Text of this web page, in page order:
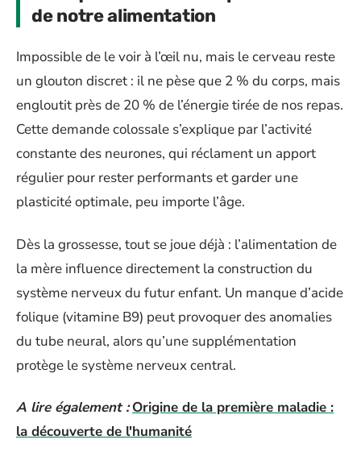
de notre alimentation
Impossible de le voir à l’œil nu, mais le cerveau reste
un glouton discret : il ne pèse que 2 % du corps, mais
engloutit près de 20 % de l’énergie tirée de nos repas.
Cette demande colossale s’explique par l’activité
constante des neurones, qui réclament un apport
régulier pour rester performants et garder une
plasticité optimale, peu importe l’âge.
Dès la grossesse, tout se joue déjà : l’alimentation de
la mère influence directement la construction du
système nerveux du futur enfant. Un manque d’acide
folique (vitamine B9) peut provoquer des anomalies
du tube neural, alors qu’une supplémentation
protège le système nerveux central.
A lire également : Origine de la première maladie :
la découverte de l'humanité